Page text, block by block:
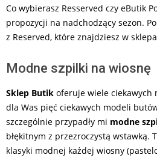
Co wybierasz Resserved czy eButik
propozycji na nadchodzący sezon.
z Reserved, które znajdziesz w
Modne szpilki na wiosnę
Sklep Butik oferuje wiele ciekawych
dla Was pięć ciekawych modeli
szczególnie przypadły mi modne
błękitnym z przezroczystą wstawką.
klasyki modnej każdej wiosny